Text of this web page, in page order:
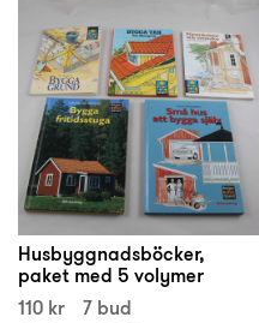
Husbyggnadsböcker,
paket med 5 volymer
110 kr
7 bud